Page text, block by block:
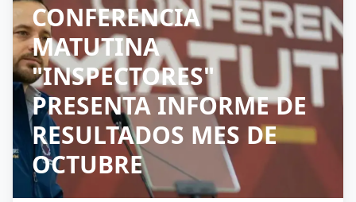
CONFERENCIA
MATUTINA
"INSPECTORES"
PRESENTA INFORME DE
RESULTADOS MES DE
OCTUBRE